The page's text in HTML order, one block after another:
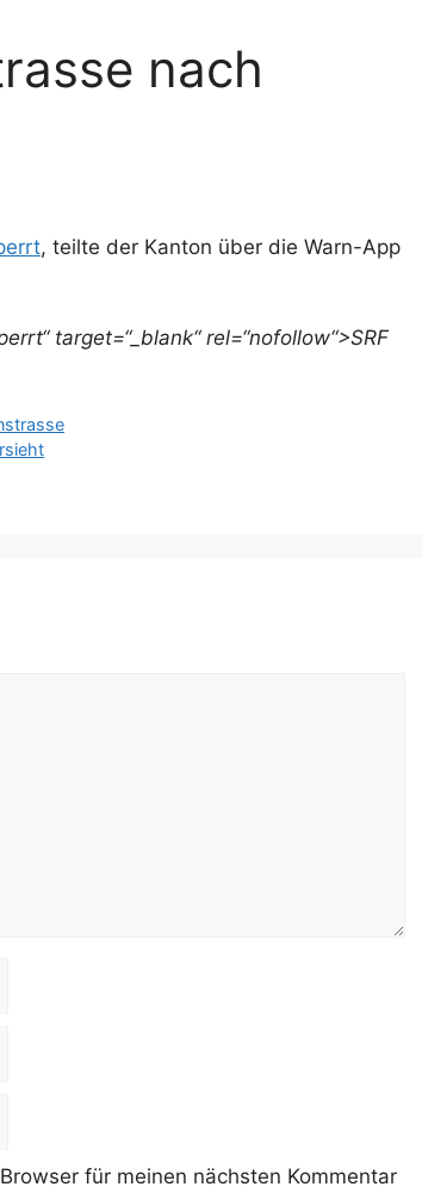
nach
, teilte der Kanton über die Warn-App
target=“_blank“ rel=“nofollow“>SRF
für meinen nächsten Kommentar